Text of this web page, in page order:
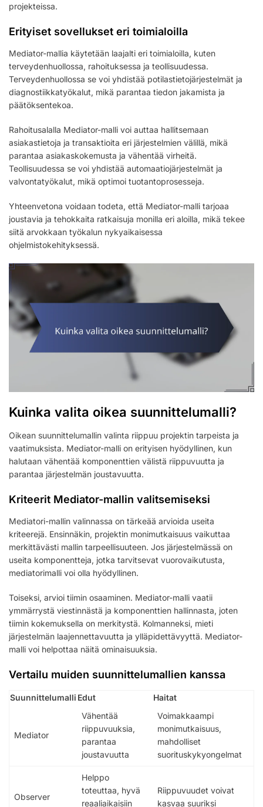
projekteissa.
Erityiset sovellukset eri toimialoilla
Mediator-mallia käytetään laajalti eri toimialoilla, kuten
terveydenhuollossa, rahoituksessa ja teollisuudessa.
Terveydenhuollossa se voi yhdistää potilastietojärjestelmät ja
diagnostiikkatyökalut, mikä parantaa tiedon jakamista ja
päätöksentekoa.
Rahoitusalalla Mediator-malli voi auttaa hallitsemaan
asiakastietoja ja transaktioita eri järjestelmien välillä, mikä
parantaa asiakaskokemusta ja vähentää virheitä.
Teollisuudessa se voi yhdistää automaatiojärjestelmät ja
valvontatyökalut, mikä optimoi tuotantoprosesseja.
Yhteenvetona voidaan todeta, että Mediator-malli tarjoaa
joustavia ja tehokkaita ratkaisuja monilla eri aloilla, mikä tekee
siitä arvokkaan työkalun nykyaikaisessa
ohjelmistokehityksessä.
Kuinka valita oikea suunnittelumalli?
Oikean suunnittelumallin valinta riippuu projektin tarpeista ja
vaatimuksista. Mediator-malli on erityisen hyödyllinen, kun
halutaan vähentää komponenttien välistä riippuvuutta ja
parantaa järjestelmän joustavuutta.
Kriteerit Mediator-mallin valitsemiseksi
Mediatori-mallin valinnassa on tärkeää arvioida useita
kriteerejä. Ensinnäkin, projektin monimutkaisuus vaikuttaa
merkittävästi mallin tarpeellisuuteen. Jos järjestelmässä on
useita komponentteja, jotka tarvitsevat vuorovaikutusta,
mediatorimalli voi olla hyödyllinen.
Toiseksi, arvioi tiimin osaaminen. Mediator-malli vaatii
ymmärrystä viestinnästä ja komponenttien hallinnasta, joten
tiimin kokemuksella on merkitystä. Kolmanneksi, mieti
järjestelmän laajennettavuutta ja ylläpidettävyyttä. Mediator-
malli voi helpottaa näitä ominaisuuksia.
Vertailu muiden suunnittelumallien kanssa
Suunnittelumalli Edut Haitat
Mediator
Vähentää
riippuvuuksia,
parantaa
joustavuutta
Voimakkaampi
monimutkaisuus,
mahdolliset
suorituskykyongelmat
Observer
Helppo
toteuttaa, hyvä
reaaliaikaisiin
Riippuvuudet voivat
kasvaa suuriksi